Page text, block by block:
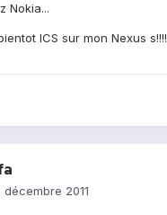
Nokia...
ICS sur mon Nexus s!!!!
décembre 2011